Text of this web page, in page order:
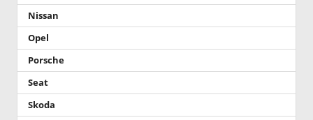
Nissan
Opel
Porsche
Seat
Skoda